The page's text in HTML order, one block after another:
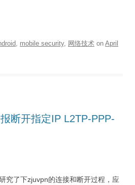
, mobile security, 网络技术 on April
断开指定IP L2TP-PPP-
究了下zjuvpn的连接和断开过程，应